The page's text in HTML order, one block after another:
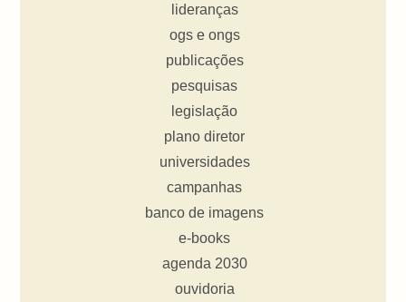
lideranças
ogs e ongs
publicações
pesquisas
legislação
plano diretor
universidades
campanhas
banco de imagens
e-books
agenda 2030
ouvidoria